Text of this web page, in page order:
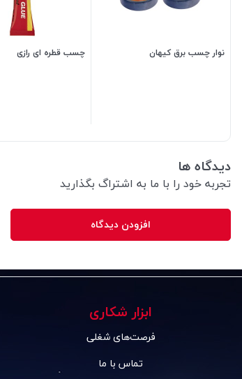
نوار چسب برق کیهان چسب قطره ای رازی
دیدگاه ها
تجربه خود را با ما به اشتراگ بگذارید
افزودن دیدگاه
ابزار شکاری
فرصت‌های شغلی
تماس با ما